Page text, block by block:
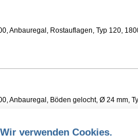
Anbauregal, Rostauflagen, Typ 120,
Anbauregal, Böden gelocht, Ø 24 mm,
Wir verwenden Cookies.